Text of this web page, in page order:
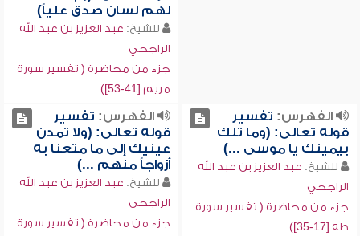
لهم لسان صدق علياً)
للشيخ: عبد العزيز بن عبد الله
الراجحي
جزء من محاضرة ( تفسير سورة
مريم [41-53])
الفهرس: تفسير
قوله تعالى: (وما تلك
بيمينك يا موسى ...)
للشيخ: عبد العزيز بن عبد الله
الراجحي
جزء من محاضرة ( تفسير سورة
طه [17-35])
الفهرس: تفسير
قوله تعالى: (ولا تمدن
عينيك إلى ما متعنا به
أزواجاً منهم ...)
للشيخ: عبد العزيز بن عبد الله
الراجحي
جزء من محاضرة ( تفسير سورة